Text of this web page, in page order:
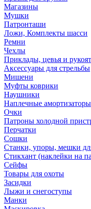
Магазины
Мушки
Патронташи
Ложи, Комплекты шасси
Ремни
Чехлы
Приклады, цевья и
Аксессуары для стрельбы
Мишени
Муфты коврики
Наушники
Наплечные амортизаторы
Очки
Патроны холодной
Перчатки
Сошки
Станки, упоры, мешки
Стикхант (наклейки на
Сейфы
Товары для охоты
Засидки
Лыжи и снегоступы
Манки